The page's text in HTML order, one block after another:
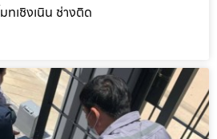
ทเชิงเนิน ช่างติด